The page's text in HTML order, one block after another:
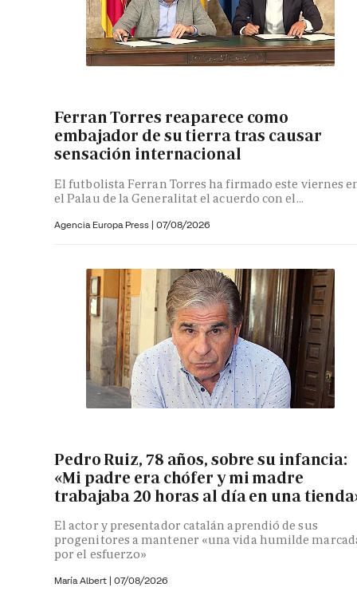
Ferran Torres reaparece como
embajador de su tierra tras causar
sensación internacional
El futbolista Ferran Torres ha firmado este viernes
el Palau de la Generalitat el acuerdo con el...
Agencia Europa Press | 07/08/2026
Pedro Ruiz, 78 años, sobre su infancia:
«Mi padre era chófer y mi madre
trabajaba 20 horas al día en una
El actor y presentador catalán aprendió de sus
progenitores a mantener «una vida humilde
por el esfuerzo»
María Albert | 07/08/2026